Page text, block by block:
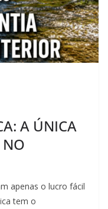
A ÚNICA
apenas o lucro fácil
tem o